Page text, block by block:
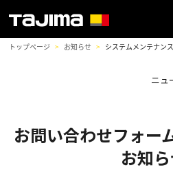
トップページ お知らせ システムメンテナン
ニュ
お問い合わせフォー
お知